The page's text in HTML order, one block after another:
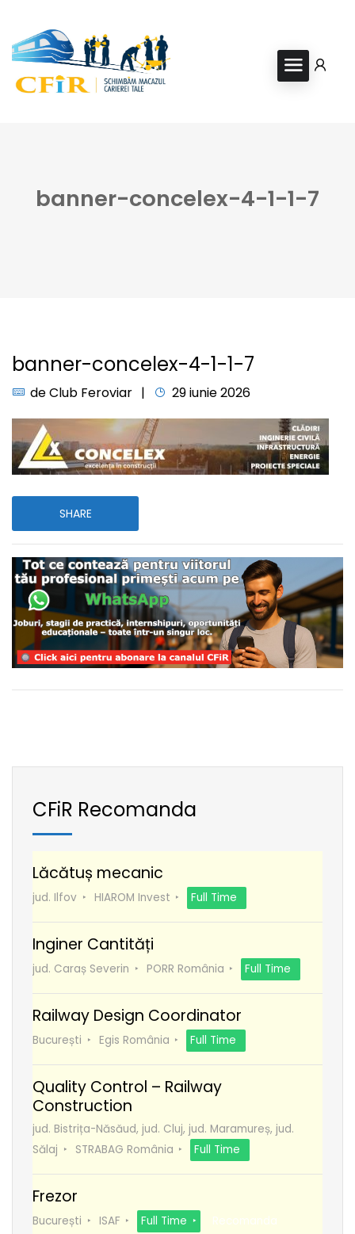
banner-concelex-4-1-1-7
banner-concelex-4-1-1-7
deClub Feroviar 29 iunie 2026
SHARE
CFiR Recomanda
Lăcătuș mecanic
jud. Ilfov HIAROM Invest Full Time
Inginer Cantități
jud. Caraș Severin PORR România Full Time
Railway Design Coordinator
București Egis România Full Time
Quality Control – Railway
Construction
jud. Bistrița-Năsăud, jud. Cluj, jud. Maramureș, jud.
Sălaj
STRABAG România Full Time
Frezor
București ISAF Full Time Recomanda